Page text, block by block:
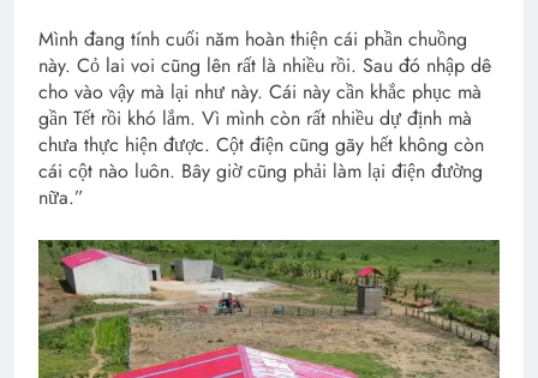
Mình đang tính cuối năm hoàn thiện cái phần chuồng
này. Cỏ lai voi cũng lên rất là nhiều rồi. Sau đó nhập dê
cho vào vậy mà lại như này. Cái này cần khắc phục mà
gần Tết rồi khó lắm. Vì mình còn rất nhiều dự định mà
chưa thực hiện được. Cột điện cũng gãy hết không còn
cái cột nào luôn. Bây giờ cũng phải làm lại điện đường
nữa.”